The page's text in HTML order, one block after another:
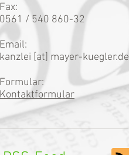
Fax:
0561 / 540 860-32
Email:
kanzlei [at] mayer-kuegler.de
Formular:
Kontaktformular